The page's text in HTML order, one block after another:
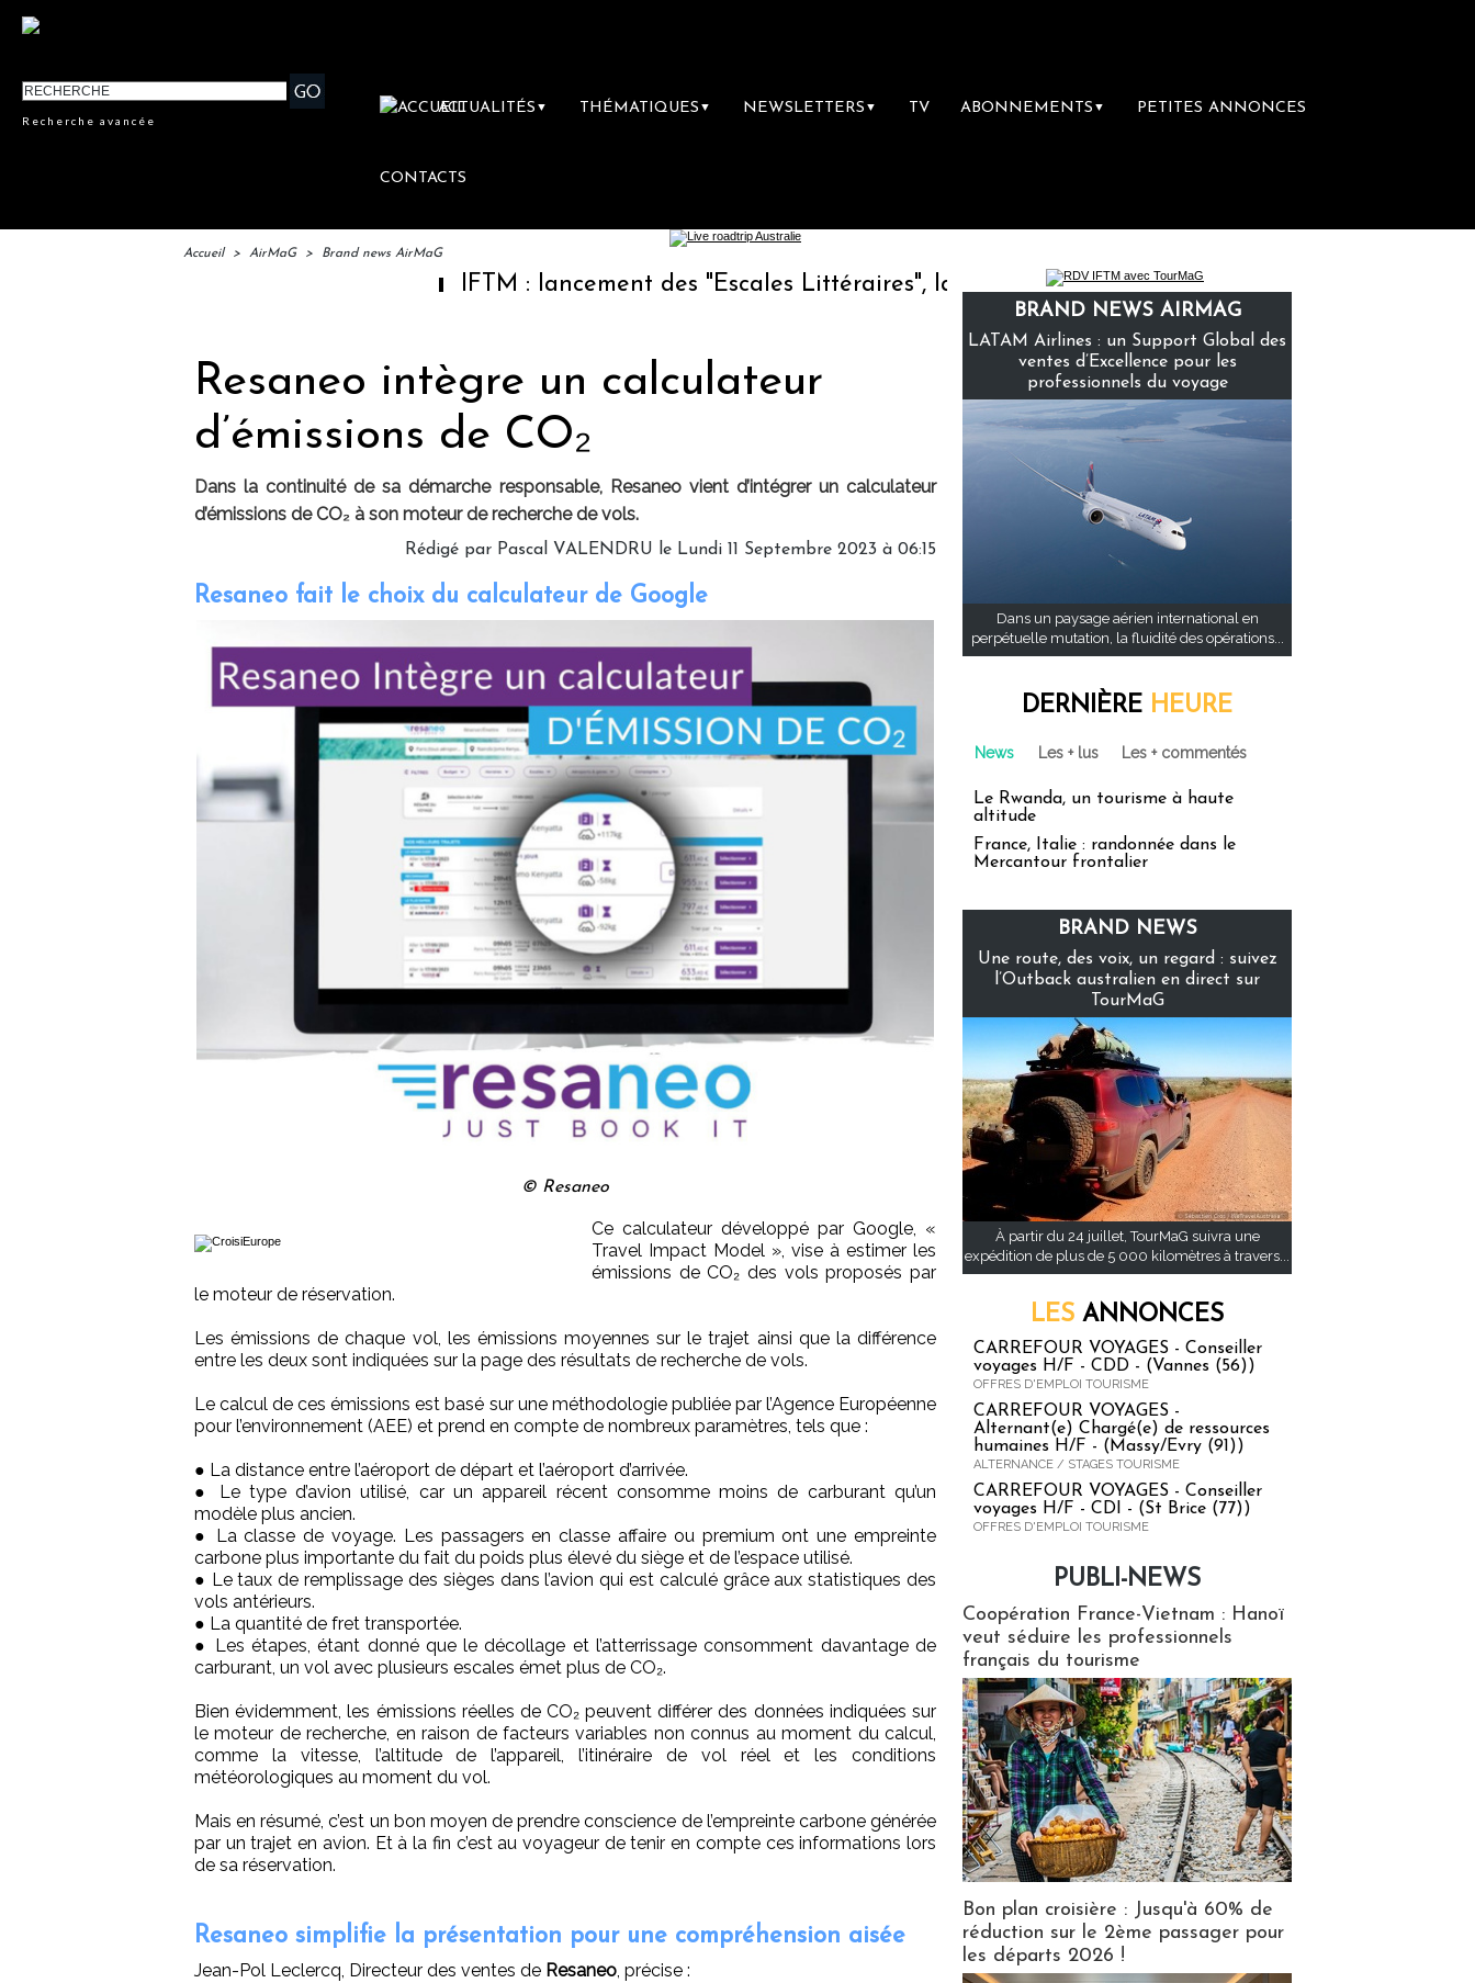
Recherche avancée
ACTUALITÉS ▼ THÉMATIQUES ▼ NEWSLETTERS ▼ TV ABONNEMENTS ▼ PETITES ANNONCES
CONTACTS
Accueil > AirMaG > Brand news AirMaG
IFTM : lancement des "Escales Littéraires", la première librairie du voyage
Resaneo intègre un calculateur
d’émissions de CO₂
Dans la continuité de sa démarche responsable, Resaneo vient d’intégrer un calculateur
d’émissions de CO₂ à son moteur de recherche de vols.
Rédigé par Pascal VALENDRU le Lundi 11 Septembre 2023 à 06:15
Resaneo fait le choix du calculateur de Google
© Resaneo
Ce calculateur développé par Google, «
Travel Impact Model », vise à estimer les
émissions de CO₂ des vols proposés par
le moteur de réservation.
Les émissions de chaque vol, les émissions moyennes sur le trajet ainsi que la différence
entre les deux sont indiquées sur la page des résultats de recherche de vols.
Le calcul de ces émissions est basé sur une méthodologie publiée par l’Agence Européenne
pour l’environnement (AEE) et prend en compte de nombreux paramètres, tels que :
● La distance entre l’aéroport de départ et l’aéroport d’arrivée.
● Le type d’avion utilisé, car un appareil récent consomme moins de carburant qu’un
modèle plus ancien.
● La classe de voyage. Les passagers en classe affaire ou premium ont une empreinte
carbone plus importante du fait du poids plus élevé du siège et de l’espace utilisé.
● Le taux de remplissage des sièges dans l’avion qui est calculé grâce aux statistiques des
vols antérieurs.
● La quantité de fret transportée.
● Les étapes, étant donné que le décollage et l’atterrissage consomment davantage de
carburant, un vol avec plusieurs escales émet plus de CO₂.
Bien évidemment, les émissions réelles de CO₂ peuvent différer des données indiquées sur
le moteur de recherche, en raison de facteurs variables non connus au moment du calcul,
comme la vitesse, l’altitude de l’appareil, l’itinéraire de vol réel et les conditions
météorologiques au moment du vol.
Mais en résumé, c’est un bon moyen de prendre conscience de l’empreinte carbone générée
par un trajet en avion. Et à la fin c’est au voyageur de tenir en compte ces informations lors
de sa réservation.
Resaneo simplifie la présentation pour une compréhension aisée
Jean-Pol Leclercq, Directeur des ventes de Resaneo, précise :
BRAND NEWS AIRMAG
LATAM Airlines : un Support Global des
ventes d’Excellence pour les
professionnels du voyage
Dans un paysage aérien international en
perpétuelle mutation, la fluidité des opérations...
DERNIÈRE HEURE
News Les + lus Les + commentés
Le Rwanda, un tourisme à haute
altitude
France, Italie : randonnée dans le
Mercantour frontalier
BRAND NEWS
Une route, des voix, un regard : suivez
l’Outback australien en direct sur
TourMaG
À partir du 24 juillet, TourMaG suivra une
expédition de plus de 5 000 kilomètres à travers...
LES ANNONCES
CARREFOUR VOYAGES - Conseiller
voyages H/F - CDD - (Vannes (56))
OFFRES D'EMPLOI TOURISME
CARREFOUR VOYAGES -
Alternant(e) Chargé(e) de ressources
humaines H/F - (Massy/Evry (91))
ALTERNANCE / STAGES TOURISME
CARREFOUR VOYAGES - Conseiller
voyages H/F - CDI - (St Brice (77))
OFFRES D'EMPLOI TOURISME
PUBLI-NEWS
Coopération France-Vietnam : Hanoï
veut séduire les professionnels
français du tourisme
Bon plan croisière : Jusqu'à 60% de
réduction sur le 2ème passager pour
les départs 2026 !